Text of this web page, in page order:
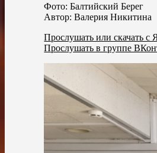
Фото: Балтийский Берег
Автор: Валерия Никитина
Прослушать или скачать с
Прослушать в группе